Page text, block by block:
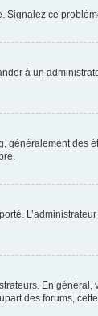
Signalez ce
à un
généralement des
En
des forums,